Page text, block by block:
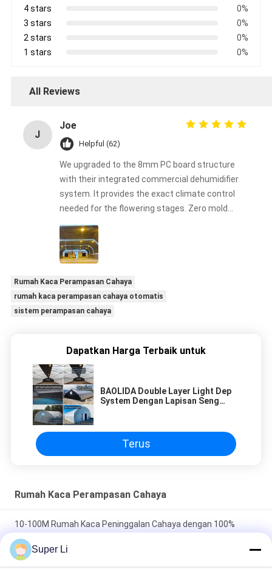
4 stars
0%
3 stars
0%
2 stars
0%
1 stars
0%
All Reviews
J
Joe
Helpful (62)
We upgraded to the 8mm PC board structure
with their integrated commercial dehumidifier
system. It provides the exact climate control
needed for the flowering stages. Zero mold
issues this harvest!
Rumah Kaca Perampasan Cahaya
rumah kaca perampasan cahaya otomatis
sistem perampasan cahaya
Dapatkan Harga Terbaik untuk
BAOLIDA Double Layer Light Dep
System Dengan Lapisan Seng
Terus
Rumah Kaca Perampasan Cahaya
10-100M Rumah Kaca Peninggalan Cahaya dengan 100%
Shading Film Hitam Putih
100% Dark Out Shading Automated Light Deprivation System
Super Li